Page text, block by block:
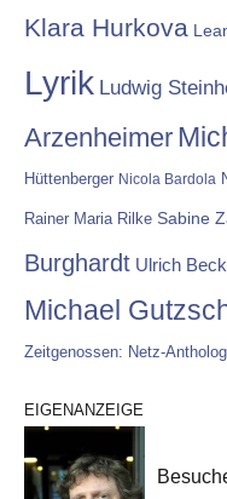
Klara Hurkova
Lyrik Ludwig
Arzenheimer
Hüttenberger Nicola Bardola
Rainer Maria Rilke Sabine
Burghardt Ulrich Beck
Michael
Zeitgenossen: Netz-
EIGENANZEIGE